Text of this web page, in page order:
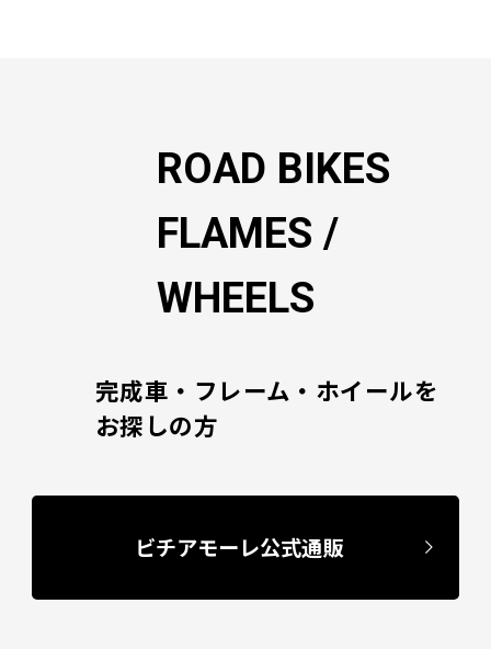
ROAD BIKES
FLAMES /
WHEELS
完成車・フレーム・ホイールを
お探しの方
ビチアモーレ公式通販